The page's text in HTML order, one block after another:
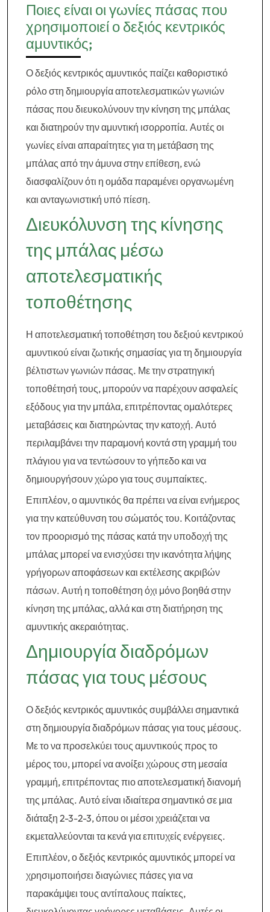
Ποιες είναι οι γωνίες πάσας που
χρησιμοποιεί ο δεξιός κεντρικός
αμυντικός;
Ο δεξιός κεντρικός αμυντικός παίζει καθοριστικό
ρόλο στη δημιουργία αποτελεσματικών γωνιών
πάσας που διευκολύνουν την κίνηση της μπάλας
και διατηρούν την αμυντική ισορροπία. Αυτές οι
γωνίες είναι απαραίτητες για τη μετάβαση της
μπάλας από την άμυνα στην επίθεση, ενώ
διασφαλίζουν ότι η ομάδα παραμένει οργανωμένη
και ανταγωνιστική υπό πίεση.
Διευκόλυνση της κίνησης
της μπάλας μέσω
αποτελεσματικής
τοποθέτησης
Η αποτελεσματική τοποθέτηση του δεξιού κεντρικού
αμυντικού είναι ζωτικής σημασίας για τη δημιουργία
βέλτιστων γωνιών πάσας. Με την στρατηγική
τοποθέτησή τους, μπορούν να παρέχουν ασφαλείς
εξόδους για την μπάλα, επιτρέποντας ομαλότερες
μεταβάσεις και διατηρώντας την κατοχή. Αυτό
περιλαμβάνει την παραμονή κοντά στη γραμμή του
πλάγιου για να τεντώσουν το γήπεδο και να
δημιουργήσουν χώρο για τους συμπαίκτες.
Επιπλέον, ο αμυντικός θα πρέπει να είναι ενήμερος
για την κατεύθυνση του σώματός του. Κοιτάζοντας
τον προορισμό της πάσας κατά την υποδοχή της
μπάλας μπορεί να ενισχύσει την ικανότητα λήψης
γρήγορων αποφάσεων και εκτέλεσης ακριβών
πάσων. Αυτή η τοποθέτηση όχι μόνο βοηθά στην
κίνηση της μπάλας, αλλά και στη διατήρηση της
αμυντικής ακεραιότητας.
Δημιουργία διαδρόμων
πάσας για τους μέσους
Ο δεξιός κεντρικός αμυντικός συμβάλλει σημαντικά
στη δημιουργία διαδρόμων πάσας για τους μέσους.
Με το να προσελκύει τους αμυντικούς προς το
μέρος του, μπορεί να ανοίξει χώρους στη μεσαία
γραμμή, επιτρέποντας πιο αποτελεσματική διανομή
της μπάλας. Αυτό είναι ιδιαίτερα σημαντικό σε μια
διάταξη 2-3-2-3, όπου οι μέσοι χρειάζεται να
εκμεταλλεύονται τα κενά για επιτυχείς ενέργειες.
Επιπλέον, ο δεξιός κεντρικός αμυντικός μπορεί να
χρησιμοποιήσει διαγώνιες πάσες για να
παρακάμψει τους αντίπαλους παίκτες,